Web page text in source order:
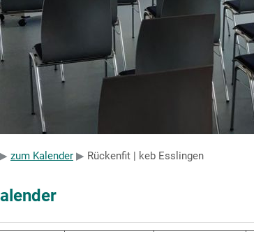
zum Kalender Rückenfit | keb Esslingen